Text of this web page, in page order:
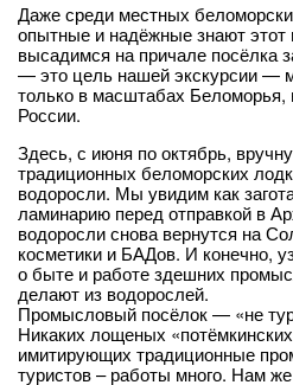
Даже среди местных
опытные и надёжные знают
высадимся на причале посёлка
— это цель нашей экскурсии —
только в масштабах Беломорья,
России.
Здесь, с июня по октябрь,
традиционных беломорских
водоросли. Мы увидим как
ламинарию перед отправкой в
водоросли снова вернутся на
косметики и БАДов. И конечно,
о быте и работе здешних
делают из водорослей.
Промысловый посёлок — «не
Никаких лощеных
имитирующих традиционные
туристов – работы много. Нам